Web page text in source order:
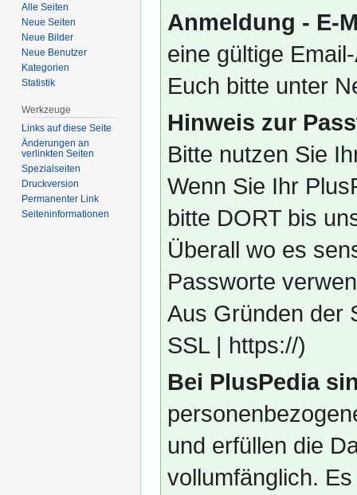
Anmeldung - E-
eine gültige
Euch bitte unter
Hinweis zur
Bitte nutzen Sie
Wenn Sie Ihr
bitte DORT bis
Überall wo es
Passworte
Aus Gründen der
SSL | https://)
Bei PlusPedia
und erfüllen die
vollumfänglich.
Alle Seiten
Neue Seiten
Neue Bilder
Neue Benutzer
Kategorien
Statistik
Werkzeuge
Links auf diese Seite
Änderungen an
verlinkten Seiten
Spezialseiten
Druckversion
Permanenter Link
Seiten­­informationen